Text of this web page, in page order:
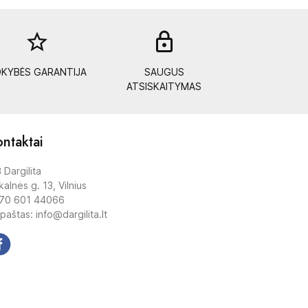
star_border
GARANTIJA
SAUGUS
ATSISKAITYMAS
Dargilita
g. 13, Vilnius
601 44066
info@dargilita.lt